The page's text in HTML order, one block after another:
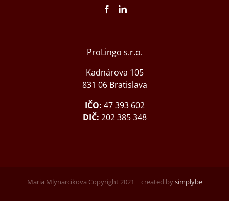
ProLingo s.r.o.
Kadnárova 105
831 06 Bratislava
IČO: 47 393 602
DIČ: 202 385 348
Maria Mlynarcikova Copyright 2021 | created bysimplybe